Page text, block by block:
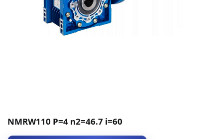
NMRW110 P=4 n2=46.7 i=60